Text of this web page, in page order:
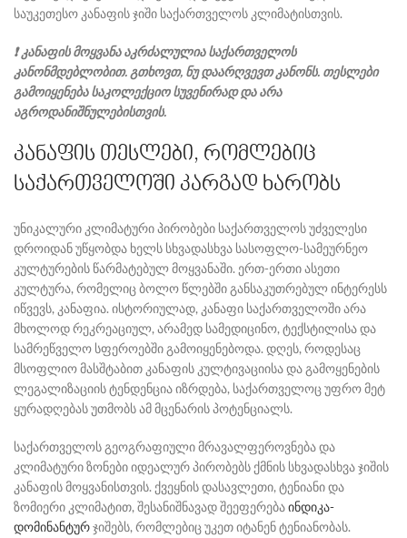
საუკეთესო კანაფის ჯიში საქართველოს კლიმატისთვის.
❗ კანაფის მოყვანა აკრძალულია საქართველოს
კანონმდებლობით. გთხოვთ, ნუ დაარღვევთ კანონს. თესლები
გამოიყენება საკოლექციო სუვენირად და არა
აგროდანიშნულებისთვის.
კანაფის თესლები, რომლებიც
საქართველოში კარგად ხარობს
უნიკალური კლიმატური პირობები საქართველოს უძველესი
დროიდან უწყობდა ხელს სხვადასხვა სასოფლო-სამეურნეო
კულტურების წარმატებულ მოყვანაში. ერთ-ერთი ასეთი
კულტურა, რომელიც ბოლო წლებში განსაკუთრებულ ინტერესს
იწვევს, კანაფია. ისტორიულად, კანაფი საქართველოში არა
მხოლოდ რეკრეაციულ, არამედ სამედიცინო, ტექსტილისა და
სამრეწველო სფეროებში გამოიყენებოდა. დღეს, როდესაც
მსოფლიო მასშტაბით კანაფის კულტივაციისა და გამოყენების
ლეგალიზაციის ტენდენცია იზრდება, საქართველოც უფრო მეტ
ყურადღებას უთმობს ამ მცენარის პოტენციალს.
საქართველოს გეოგრაფიული მრავალფეროვნება და
კლიმატური ზონები იდეალურ პირობებს ქმნის სხვადასხვა ჯიშის
კანაფის მოყვანისთვის. ქვეყნის დასავლეთი, ტენიანი და
ზომიერი კლიმატით, შესანიშნავად შეეფერებაინდიკა-
დომინანტურჯიშებს, რომლებიც უკეთ იტანენ ტენიანობას.